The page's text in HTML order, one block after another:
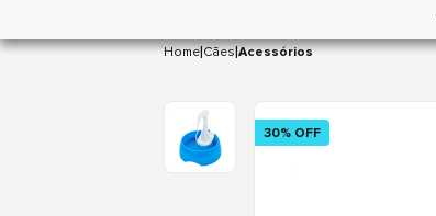
Home|Cães|Acessórios
30% OFF